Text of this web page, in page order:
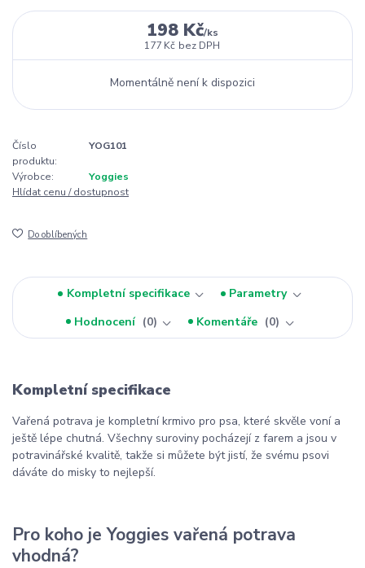
198 Kč/ks
177 Kč bez DPH
Momentálně není k dispozici
Číslo
produktu:
YOG101
Výrobce:
Yoggies
Hlídat cenu / dostupnost
Do oblíbených
Kompletní specifikace
Parametry
Hodnocení
0 Komentáře 0
Kompletní specifikace
Vařená potrava je kompletní krmivo pro psa, které skvěle voní a
ještě lépe chutná. Všechny suroviny pocházejí z farem a jsou v
potravinářské kvalitě, takže si můžete být jistí, že svému psovi
dáváte do misky to nejlepší.
Pro koho je Yoggies vařená potrava
vhodná?